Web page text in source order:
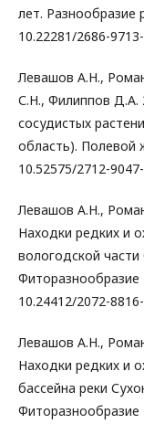
лет. Разнообразие
10.22281/2686-
Левашов А.Н.,
С.Н., Филиппов Д.А.
сосудистых
область). Полевой
10.52575/2712-
Левашов А.Н.,
Находки редких и
вологодской
Фиторазнообразие
10.24412/2072-
Левашов А.Н.,
Находки редких и
бассейна реки
Фиторазнообразие